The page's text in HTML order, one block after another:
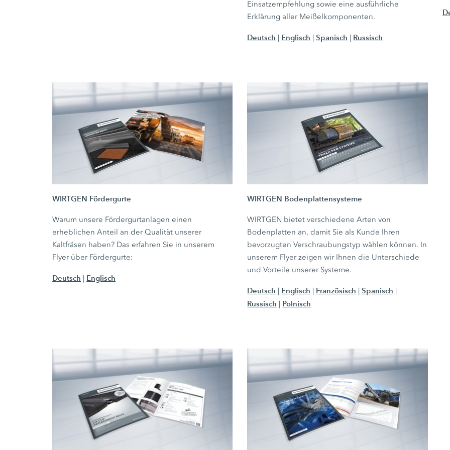
Einsatzempfehlung sowie eine ausführliche
Erklärung aller Meißelkomponenten.
Deutsch | Englisch |Spanisch | Russisch
WIRTGEN Fördergurte
Warum unsere Fördergurtanlagen einen
erheblichen Anteil an der Qualität unserer
Kaltfräsen haben? Das erfahren Sie in unserem
Flyer über Fördergurte:
Deutsch | Englisch
WIRTGEN Bodenplattensysteme
WIRTGEN bietet verschiedene Arten von
Bodenplatten an, damit Sie als Kunde Ihren
bevorzugten Verschraubungstyp wählen können. In
unserem Flyer zeigen wir Ihnen die Unterschiede
und Vorteile unserer Systeme.
Deutsch | Englisch | Französisch | Spanisch |
Russisch | Polnisch